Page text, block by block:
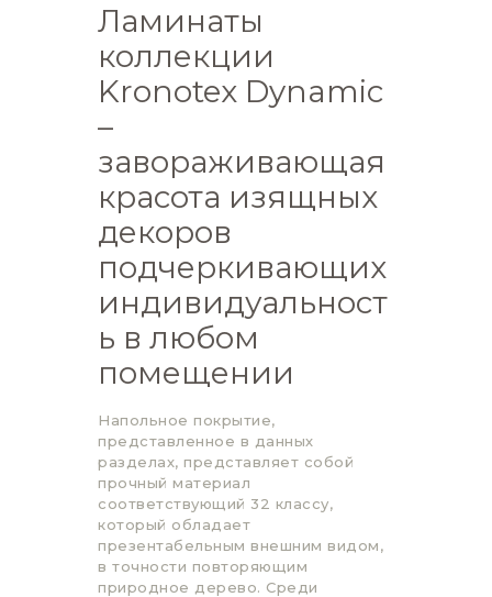
Ламинаты
коллекции
Kronotex Dynamic
–
завораживающая
красота изящных
декоров
подчеркивающих
индивидуальност
ь в любом
помещении
Напольное покрытие,
представленное в данных
разделах, представляет собой
прочный материал
соответствующий 32 классу,
который обладает
презентабельным внешним видом,
в точности повторяющим
природное дерево. Среди